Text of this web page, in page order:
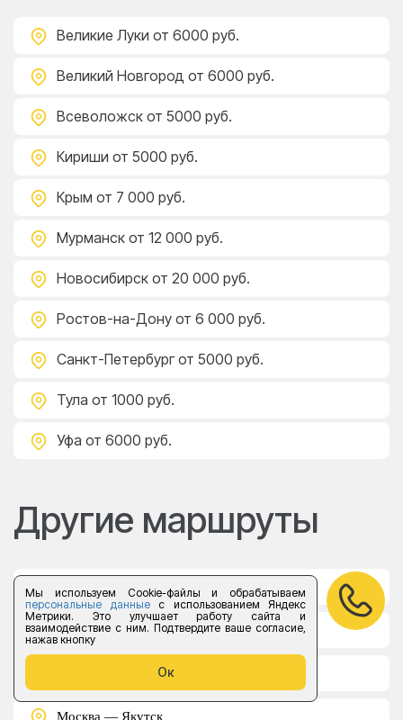
Мы используем Cookie-файлы и обрабатываем
персональные данныес использованием Яндекс
Метрики. Это улучшает работу сайта и
взаимодействие с ним. Подтвердите ваше согласие,
нажав кнопку
Ок
Великие Луки от 6000 руб.
Великий Новгород от 6000 руб.
Всеволожск от 5000 руб.
Кириши от 5000 руб.
Крым от 7 000 руб.
Мурманск от 12 000 руб.
Новосибирск от 20 000 руб.
Ростов-на-Дону от 6 000 руб.
Санкт-Петербург от 5000 руб.
Тула от 1000 руб.
Уфа от 6000 руб.
Другие маршруты
Арсеньев — Москва
Чистополь — Москва
Железнодорожный — Москва
Москва — Якутск